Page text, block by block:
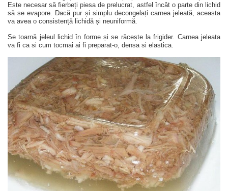
Este necesar să fierbeți piesa de prelucrat, astfel încât o parte din lichid
să se evapore. Dacă pur și simplu decongelați carnea jeleată, aceasta
va avea o consistență lichidă și neuniformă.
Se toarnă jeleul lichid în forme și se răcește la frigider. Carnea jeleata
va fi ca si cum tocmai ai fi preparat-o, densa si elastica.